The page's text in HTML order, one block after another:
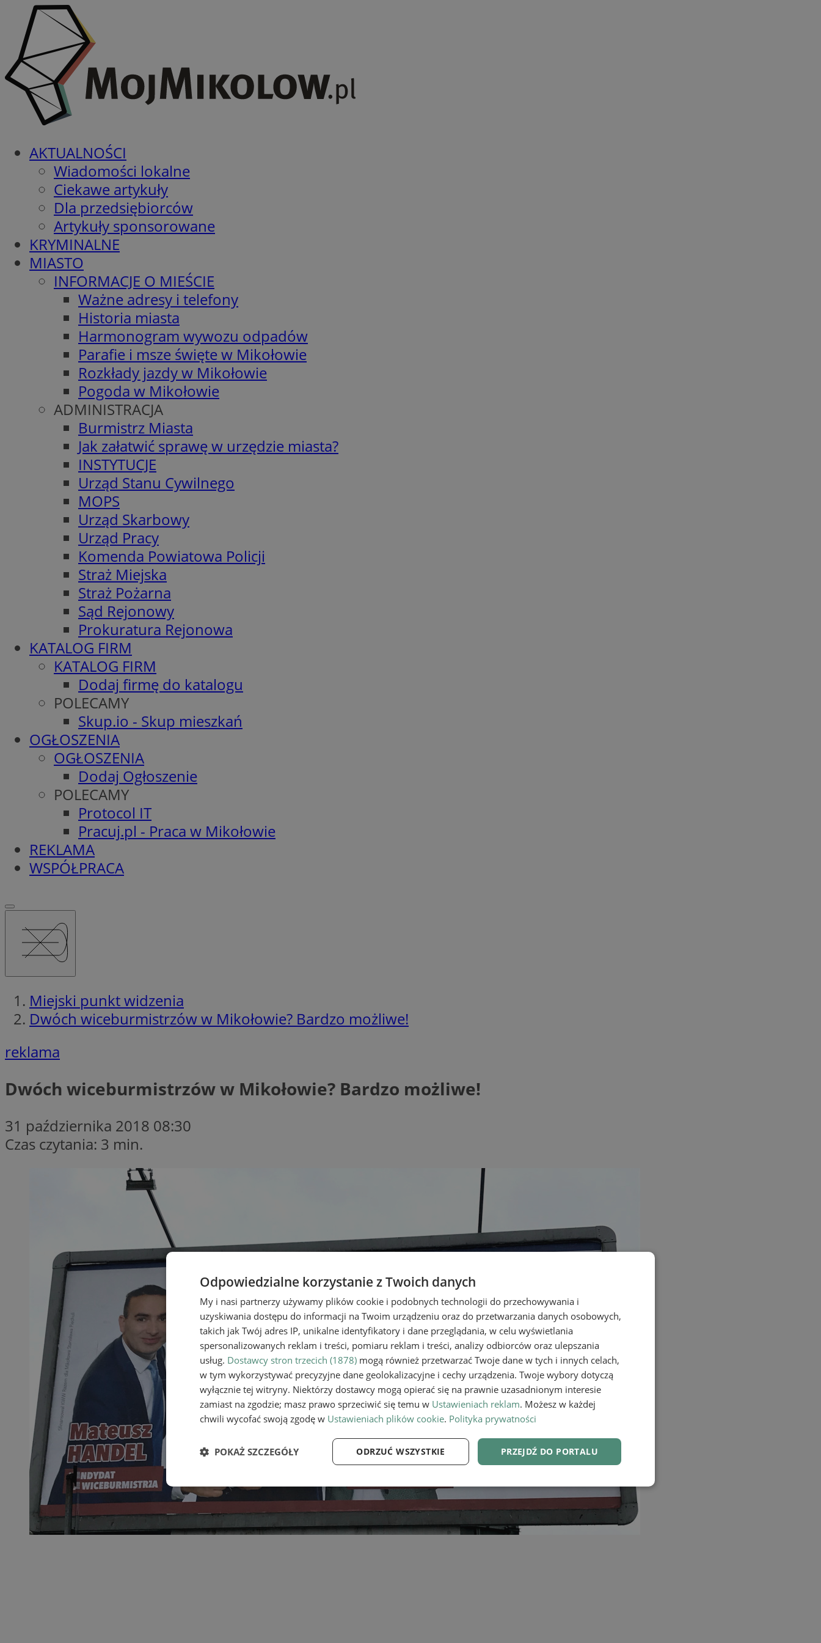
AKTUALNOŚCI
Wiadomości lokalne
Ciekawe artykuły
Dla przedsiębiorców
Artykuły sponsorowane
KRYMINALNE
MIASTO
INFORMACJE O MIEŚCIE
Ważne adresy i telefony
Historia miasta
Harmonogram wywozu odpadów
Parafie i msze święte w Mikołowie
Rozkłady jazdy w Mikołowie
Pogoda w Mikołowie
ADMINISTRACJA
Burmistrz Miasta
Jak załatwić sprawę w urzędzie miasta?
INSTYTUCJE
Urząd Stanu Cywilnego
MOPS
Urząd Skarbowy
Urząd Pracy
Komenda Powiatowa Policji
Straż Miejska
Straż Pożarna
Sąd Rejonowy
Prokuratura Rejonowa
KATALOG FIRM
KATALOG FIRM
Dodaj firmę do katalogu
POLECAMY
Skup.io - Skup mieszkań
OGŁOSZENIA
OGŁOSZENIA
Dodaj Ogłoszenie
POLECAMY
Protocol IT
Pracuj.pl - Praca w Mikołowie
REKLAMA
WSPÓŁPRACA
Miejski punkt widzenia
Dwóch wiceburmistrzów w Mikołowie? Bardzo możliwe!
reklama
Dwóch wiceburmistrzów w Mikołowie? Bardzo możliwe!
31 października 2018 08:30
Czas czytania: 3 min.
Odpowiedzialne korzystanie z Twoich danych
My i nasi partnerzy używamy plików cookie i podobnych technologii do przechowywania i
uzyskiwania dostępu do informacji na Twoim urządzeniu oraz do przetwarzania danych osobowych,
takich jak Twój adres IP, unikalne identyfikatory i dane przeglądania, w celu wyświetlania
spersonalizowanych reklam i treści, pomiaru reklam i treści, analizy odbiorców oraz ulepszania
usług. Dostawcy stron trzecich (1878) mogą również przetwarzać Twoje dane w tych i innych celach,
w tym wykorzystywać precyzyjne dane geolokalizacyjne i cechy urządzenia. Twoje wybory dotyczą
wyłącznie tej witryny. Niektórzy dostawcy mogą opierać się na prawnie uzasadnionym interesie
zamiast na zgodzie; masz prawo sprzeciwić się temu w Ustawieniach reklam. Możesz w każdej
chwili wycofać swoją zgodę w Ustawieniach plików cookie. Polityka prywatności
PRZEJDŹ DO PORTALU
ODRZUĆ WSZYSTKIE
POKAŻ SZCZEGÓŁY
Niezbędne Wydajność Targetowanie Funkcjonalność